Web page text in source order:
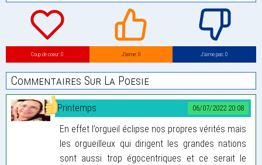
Coup de coeur: 0 J’aime: 0 J’aime pas: 0
Commentaires Sur La Poesie
06/07/2022 20:08
Printemps
En effet l’orgueil éclipse nos propres vérités mais
les orgueilleux qui dirigent les grandes nations
sont aussi trop égocentriques et ce serait le